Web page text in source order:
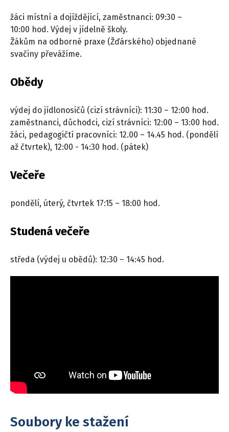
žáci místní a dojíždějící, zaměstnanci: 09:30 –
10:00 hod. Výdej v jídelně školy.
Žákům na odborné praxe (Žďárského) objednané
svačiny převážíme.
Obědy
výdej do jídlonosičů (cizí strávníci): 11:30 – 12:00 hod.
zaměstnanci, důchodci, cizí strávníci: 12:00 – 13:00 hod.
žáci, pedagogičtí pracovníci: 12.00 – 14.45 hod. (pondělí
až čtvrtek), 12:00 - 14:30 hod. (pátek)
Večeře
pondělí, úterý, čtvrtek 17:15 – 18:00 hod.
Studená večeře
středa (výdej u obědů): 12:30 – 14:45 hod.
Soubory ke stažení